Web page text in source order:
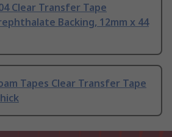
Clear Transfer Tape
Backing, 12mm x 44
Tapes Clear Transfer Tape